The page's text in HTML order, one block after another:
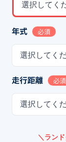
選択してく
年式 必須
選択してく
走行距離 必須
選択してく
＼ラン